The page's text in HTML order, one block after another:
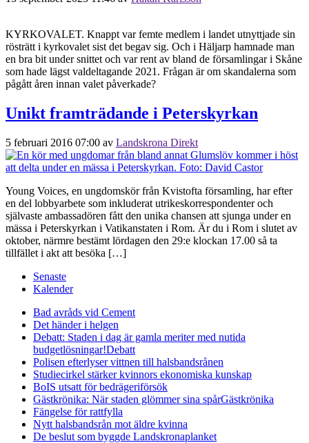
KYRKOVALET. Knappt var femte medlem i landet utnyttjade sin
rösträtt i kyrkovalet sist det begav sig. Och i Häljarp hamnade man
en bra bit under snittet och var rent av bland de församlingar i Skåne
som hade lägst valdeltagande 2021. Frågan är om skandalerna som
pågått åren innan valet påverkade?
Unikt framträdande i Peterskyrkan
5 februari 2016 07:00 av Landskrona Direkt
Young Voices, en ungdomskör från Kvistofta församling, har efter
en del lobbyarbete som inkluderat utrikeskorrespondenter och
självaste ambassadören fått den unika chansen att sjunga under en
mässa i Peterskyrkan i Vatikanstaten i Rom. Är du i Rom i slutet av
oktober, närmre bestämt lördagen den 29:e klockan 17.00 så ta
tillfället i akt att besöka […]
Senaste
Kalender
Bad avråds vid Cement
Det händer i helgen
Debatt: Staden i dag är gamla meriter med nutida
budgetlösningar!Debatt
Polisen efterlyser vittnen till halsbandsrånen
Studiecirkel stärker kvinnors ekonomiska kunskap
BoIS utsatt för bedrägeriförsök
Gästkrönika: När staden glömmer sina spårGästkrönika
Fängelse för rattfylla
Nytt halsbandsrån mot äldre kvinna
De beslut som byggde Landskronaplanket